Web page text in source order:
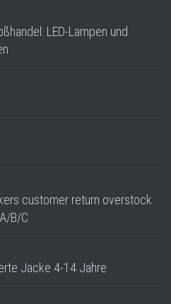
LED-Lampen und
customer return overstock
B/C
Jacke 4-14 Jahre